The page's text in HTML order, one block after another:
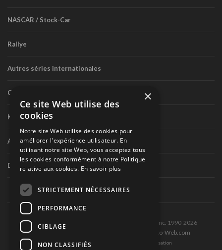
NASCAR / Stock-Car
Rallye
Autres séries internationales
Circuit routier canadien
Karting
Autres séries nationales
Divers
Tous droits réservés © Les Éditions Pole-Position inc. 1990-2026
Ce site est produit et hébergé par Montréal-Photo-Web.com
Politique de confidentialité et Conditions d’utilisation
×
Ce site Web utilise des
cookies
Notre site Web utilise des cookies pour
améliorer l'expérience utilisateur. En
utilisant notre site Web, vous acceptez tous
les cookies conformément à notre Politique
relative aux cookies. En savoir plus
STRICTEMENT NÉCESSAIRES
PERFORMANCE
CIBLAGE
NON CLASSIFIÉS